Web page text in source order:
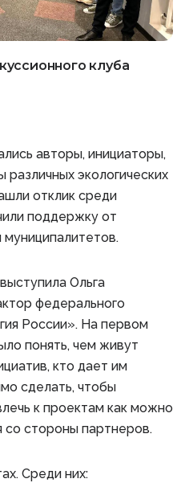
клуба
авторы, инициаторы,
различных экологических
отклик среди
поддержку от
Ольга
федерального
России». На первом
понять, чем живут
кто дает им
сделать, чтобы
к проектам как можно
стороны партнеров.
Среди них: